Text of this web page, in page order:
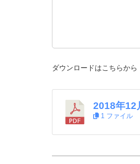
ダウンロードはこちらから
2018年12
1 ファイル